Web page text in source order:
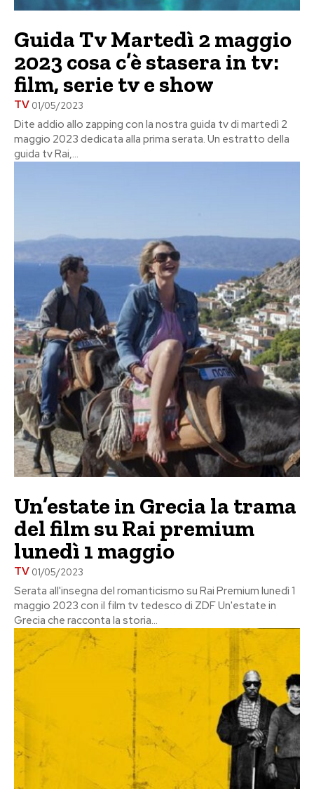
Guida Tv Martedì 2 maggio
2023 cosa c’è stasera in tv:
film, serie tv e show
TV 01/05/2023
Dite addio allo zapping con la nostra guida tv di martedì 2
maggio 2023 dedicata alla prima serata. Un estratto della
guida tv Rai,...
Un’estate in Grecia la trama
del film su Rai premium
lunedì 1 maggio
TV 01/05/2023
Serata all'insegna del romanticismo su Rai Premium lunedì 1
maggio 2023 con il film tv tedesco di ZDF Un'estate in
Grecia che racconta la storia...